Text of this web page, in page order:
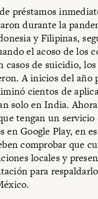
de préstamos
durante la
y Filipinas,
el acoso de los
casos de suicidio,
A inicios del año
cientos de
solo en India.
tengan un servicio
en Google Play, en
comprobar que
locales y
para